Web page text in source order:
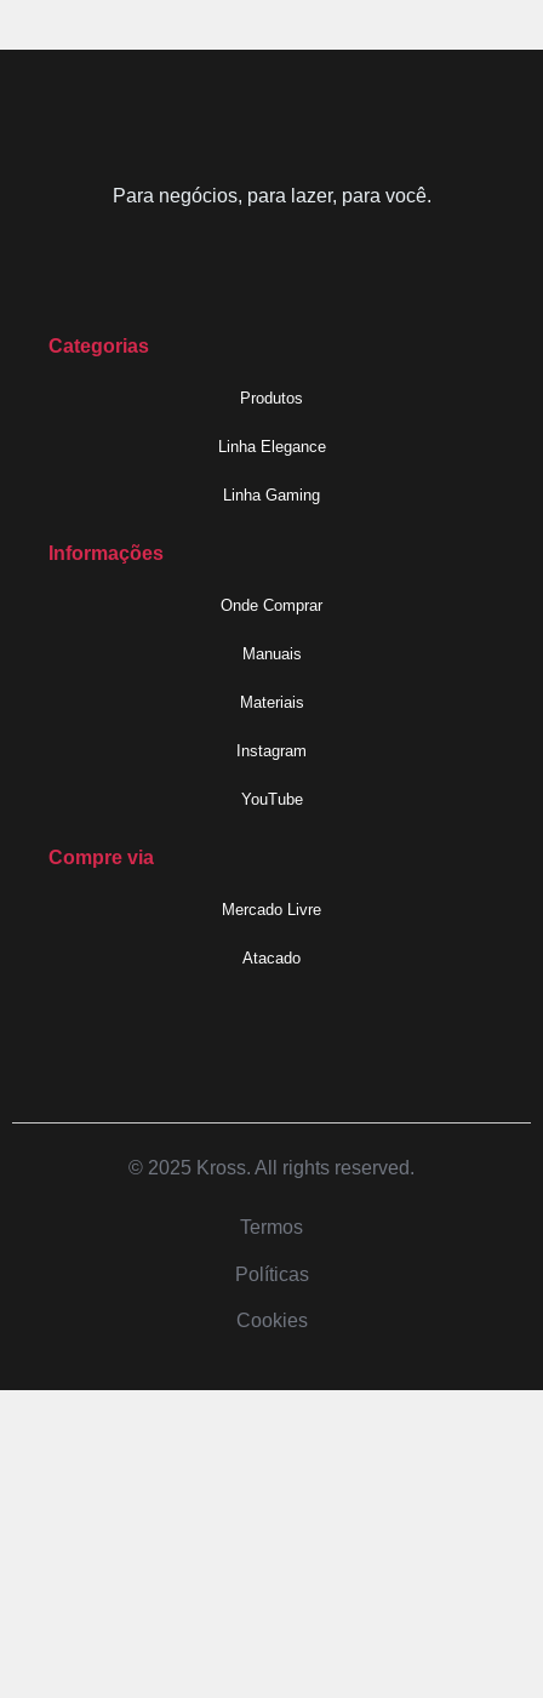
Para negócios, para lazer, para você.
Categorias
Produtos
Linha Elegance
Linha Gaming
Informações
Onde Comprar
Manuais
Materiais
Instagram
YouTube
Compre via
Mercado Livre
Atacado
© 2025 Kross. All rights reserved.
Termos
Políticas
Cookies